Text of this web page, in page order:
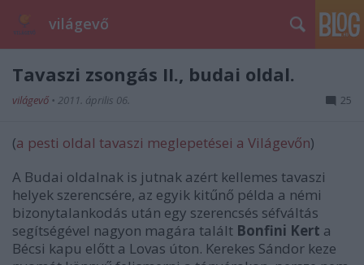
világevő
Tavaszi zsongás II., budai oldal.
világevő • 2011. április 06. 25
(a pesti oldal tavaszi meglepetései a Világevőn)
A Budai oldalnak is jutnak azért kellemes tavaszi
helyek szerencsére, az egyik kitűnő példa a némi
bizonytalankodás után egy szerencsés séfváltás
segítségével nagyon magára talált Bonfini Kert a
Bécsi kapu előtt a Lovas úton. Kerekes Sándor keze